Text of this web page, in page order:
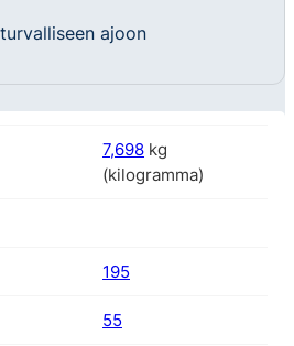
ajoon
7,698 kg
(kilogramma)
195
55